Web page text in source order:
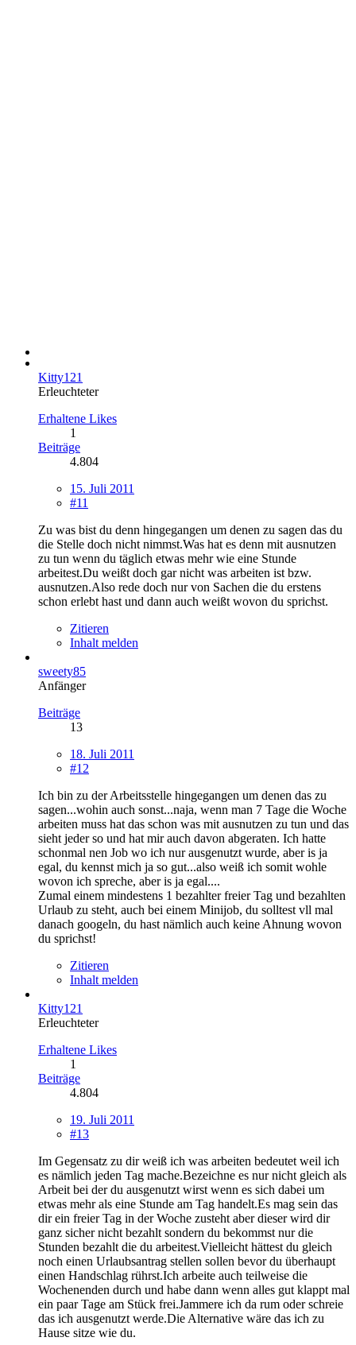
Kitty121
Erleuchteter
Erhaltene Likes
1
Beiträge
4.804
15. Juli 2011
#11
Zu was bist du denn hingegangen um denen zu sagen das du
die Stelle doch nicht nimmst.Was hat es denn mit ausnutzen
zu tun wenn du täglich etwas mehr wie eine Stunde
arbeitest.Du weißt doch gar nicht was arbeiten ist bzw.
ausnutzen.Also rede doch nur von Sachen die du erstens
schon erlebt hast und dann auch weißt wovon du sprichst.
Zitieren
Inhalt melden
sweety85
Anfänger
Beiträge
13
18. Juli 2011
#12
Ich bin zu der Arbeitsstelle hingegangen um denen das zu
sagen...wohin auch sonst...naja, wenn man 7 Tage die Woche
arbeiten muss hat das schon was mit ausnutzen zu tun und das
sieht jeder so und hat mir auch davon abgeraten. Ich hatte
schonmal nen Job wo ich nur ausgenutzt wurde, aber is ja
egal, du kennst mich ja so gut...also weiß ich somit wohle
wovon ich spreche, aber is ja egal....
Zumal einem mindestens 1 bezahlter freier Tag und bezahlten
Urlaub zu steht, auch bei einem Minijob, du solltest vll mal
danach googeln, du hast nämlich auch keine Ahnung wovon
du sprichst!
Zitieren
Inhalt melden
Kitty121
Erleuchteter
Erhaltene Likes
1
Beiträge
4.804
19. Juli 2011
#13
Im Gegensatz zu dir weiß ich was arbeiten bedeutet weil ich
es nämlich jeden Tag mache.Bezeichne es nur nicht gleich als
Arbeit bei der du ausgenutzt wirst wenn es sich dabei um
etwas mehr als eine Stunde am Tag handelt.Es mag sein das
dir ein freier Tag in der Woche zusteht aber dieser wird dir
ganz sicher nicht bezahlt sondern du bekommst nur die
Stunden bezahlt die du arbeitest.Vielleicht hättest du gleich
noch einen Urlaubsantrag stellen sollen bevor du überhaupt
einen Handschlag rührst.Ich arbeite auch teilweise die
Wochenenden durch und habe dann wenn alles gut klappt mal
ein paar Tage am Stück frei.Jammere ich da rum oder schreie
das ich ausgenutzt werde.Die Alternative wäre das ich zu
Hause sitze wie du.